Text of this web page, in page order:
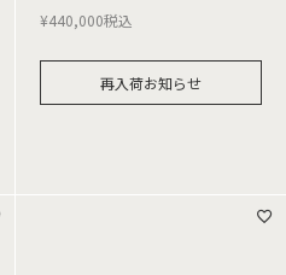
¥440,000税込
再入荷お知らせ